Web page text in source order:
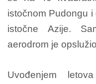
istočnom Pudongu
istočne Azije.
aerodrom je
Uvođenjem